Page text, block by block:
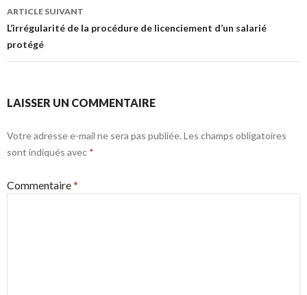
ARTICLE SUIVANT
L’irrégularité de la procédure de licenciement d’un salarié
protégé
LAISSER UN COMMENTAIRE
Votre adresse e-mail ne sera pas publiée. Les champs obligatoires
sont indiqués avec *
Commentaire*